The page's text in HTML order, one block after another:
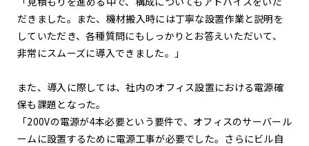
だきました。また、機材搬入時には丁寧な設置作業と説明を
していただき、各種質問にもしっかりとお答えいただいて、
非常にスムーズに導入できました。」
また、導入に際しては、社内のオフィス設置における電源確
保も課題となった。
「200Vの電源が4本必要という要件で、オフィスのサーバール
ームに設置するために電源工事が必要でした。さらにビル自